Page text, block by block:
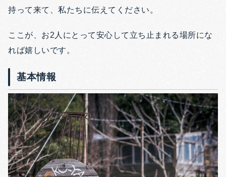
持って来て、私たちに伝えてください。
ここが、お2人にとって安心して立ち止まれる場所にな
れば嬉しいです。
基本情報